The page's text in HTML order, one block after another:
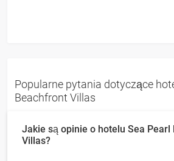
Popularne pytania dotyczące
Beachfront Villas
Jakie są opinie o hotelu Sea Pearl
Villas?